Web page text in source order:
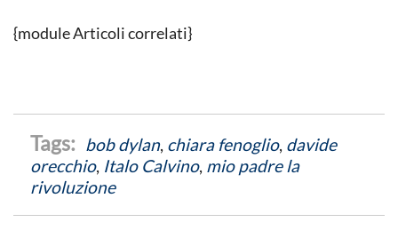
{module Articoli correlati}
bob dylan, chiara fenoglio, davide
orecchio, Italo Calvino, mio padre la
rivoluzione